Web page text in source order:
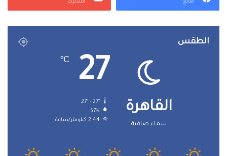
متابع مشترك
الطقس
القاهرة
سماء صافية
27
℃
27º - 27º
57%
2.44 كيلومتر/ساعة